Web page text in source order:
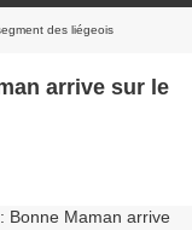
des liégeois
arrive sur le